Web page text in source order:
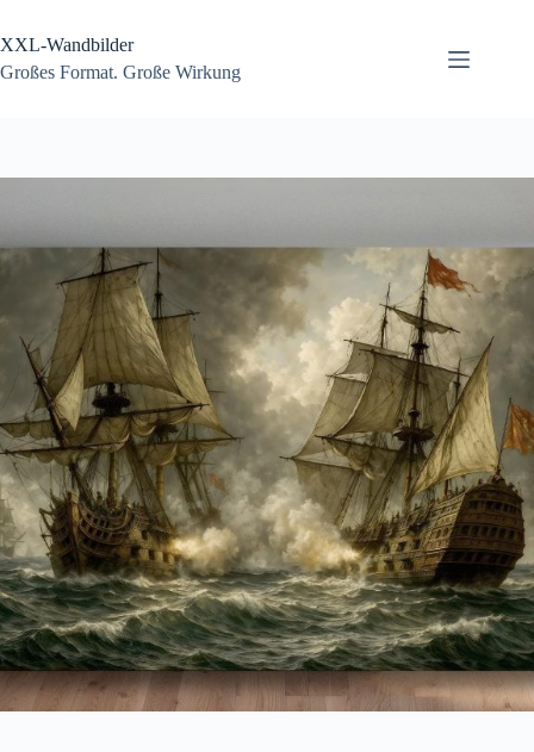
springen
XXL-Wandbilder
Großes Format. Große Wirkung